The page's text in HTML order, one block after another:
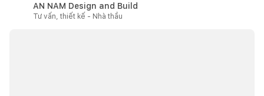
AN NAM Design and Build
Tư vấn, thiết kế - Nhà thầu